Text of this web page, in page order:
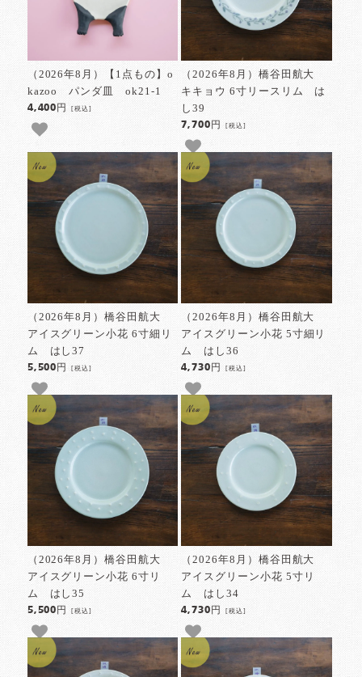
（2026年8月）【1点もの】o
kazoo パンダ皿 ok21-1
4,400円[税込]
（2026年8月）橋谷田航大
キキョウ 6寸リースリム は
し39
7,700円 [税込]
（2026年8月）橋谷田航大
アイスグリーン小花 6寸細リ
ム はし37
5,500円[税込]
（2026年8月）橋谷田航大
アイスグリーン小花 5寸細リ
ム はし36
4,730円 [税込]
（2026年8月）橋谷田航大
アイスグリーン小花 6寸リ
ム はし35
5,500円[税込]
（2026年8月）橋谷田航大
アイスグリーン小花 5寸リ
ム はし34
4,730円 [税込]